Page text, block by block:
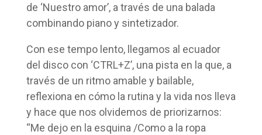
de ‘Nuestro amor’, a través de una balada
combinando piano y sintetizador.
Con ese tempo lento, llegamos al ecuador
del disco con ‘CTRL+Z’, una pista en la que, a
través de un ritmo amable y bailable,
reflexiona en cómo la rutina y la vida nos lleva
y hace que nos olvidemos de priorizarnos:
“Me dejo en la esquina /Como a la ropa